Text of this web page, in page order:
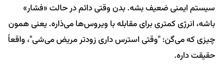
سیستم ایمنی ضعیف بشه. بدن وقتی دائم در حالت «فشار»
باشه، انرژی کمتری برای مقابله با ویروس‌ها می‌ذاره. یعنی همون
چیزی که می‌گن: "وقتی استرس داری زودتر مریض می‌شی"، واقعاً
حقیقت داره.